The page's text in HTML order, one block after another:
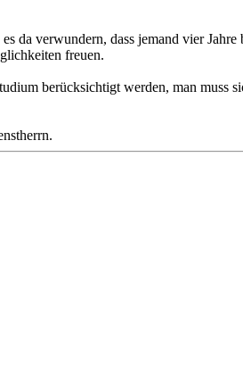
da verwundern, dass jemand vier
freuen.
berücksichtigt werden, man muss